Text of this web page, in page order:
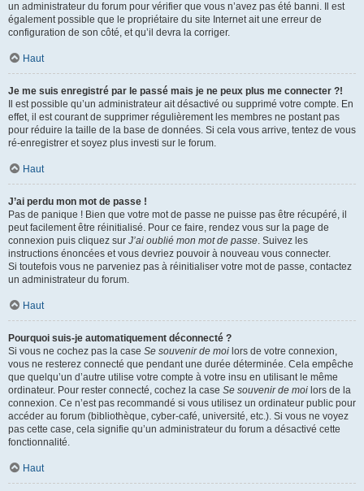
un administrateur du forum pour vérifier que vous n’avez pas été banni. Il est
également possible que le propriétaire du site Internet ait une erreur de
configuration de son côté, et qu’il devra la corriger.
Haut
Je me suis enregistré par le passé mais je ne peux plus me connecter ?!
Il est possible qu’un administrateur ait désactivé ou supprimé votre compte. En
effet, il est courant de supprimer régulièrement les membres ne postant pas
pour réduire la taille de la base de données. Si cela vous arrive, tentez de vous
ré-enregistrer et soyez plus investi sur le forum.
Haut
J’ai perdu mon mot de passe !
Pas de panique ! Bien que votre mot de passe ne puisse pas être récupéré, il
peut facilement être réinitialisé. Pour ce faire, rendez vous sur la page de
connexion puis cliquez sur J’ai oublié mon mot de passe. Suivez les
instructions énoncées et vous devriez pouvoir à nouveau vous connecter.
Si toutefois vous ne parveniez pas à réinitialiser votre mot de passe, contactez
un administrateur du forum.
Haut
Pourquoi suis-je automatiquement déconnecté ?
Si vous ne cochez pas la case Se souvenir de moi lors de votre connexion,
vous ne resterez connecté que pendant une durée déterminée. Cela empêche
que quelqu’un d’autre utilise votre compte à votre insu en utilisant le même
ordinateur. Pour rester connecté, cochez la case Se souvenir de moi lors de la
connexion. Ce n’est pas recommandé si vous utilisez un ordinateur public pour
accéder au forum (bibliothèque, cyber-café, université, etc.). Si vous ne voyez
pas cette case, cela signifie qu’un administrateur du forum a désactivé cette
fonctionnalité.
Haut